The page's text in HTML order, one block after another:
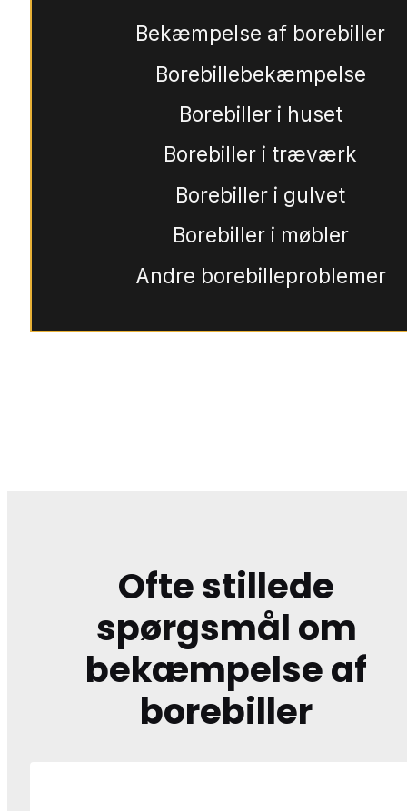
Bekæmpelse af borebiller
Borebillebekæmpelse
Borebiller i huset
Borebiller i træværk
Borebiller i gulvet
Borebiller i møbler
Andre borebilleproblemer
Ofte stillede
spørgsmål om
bekæmpelse af
borebiller